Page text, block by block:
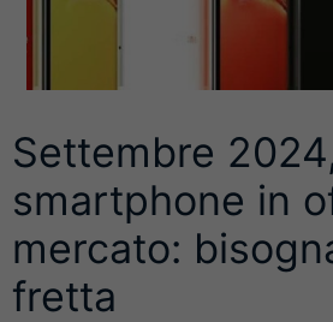
Settembre
smartphone in
mercato:
fretta